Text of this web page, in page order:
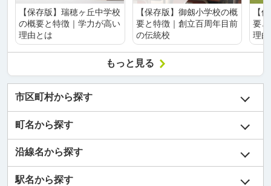
【保存版】瑞穂ヶ丘中学校
の概要と特徴｜学力が高い
理由とは
【保存版】御劔小学校の概
要と特徴｜創立百周年目前
の伝統校
【
要
理
もっと見る
市区町村から探す
町名から探す
沿線名から探す
駅名から探す